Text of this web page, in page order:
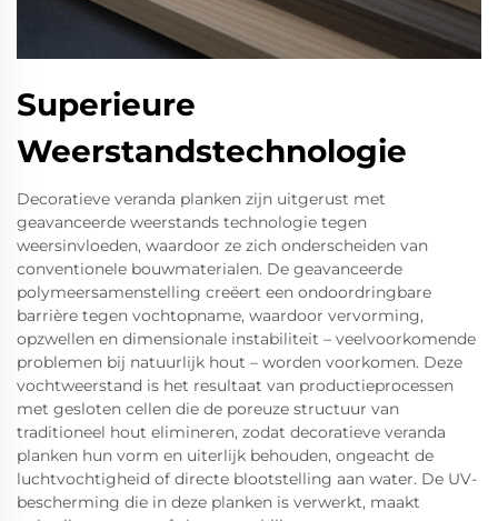
Superieure
Weerstandstechnologie
Decoratieve veranda planken zijn uitgerust met
geavanceerde weerstands technologie tegen
weersinvloeden, waardoor ze zich onderscheiden van
conventionele bouwmaterialen. De geavanceerde
polymeersamenstelling creëert een ondoordringbare
barrière tegen vochtopname, waardoor vervorming,
opzwellen en dimensionale instabiliteit – veelvoorkomende
problemen bij natuurlijk hout – worden voorkomen. Deze
vochtweerstand is het resultaat van productieprocessen
met gesloten cellen die de poreuze structuur van
traditioneel hout elimineren, zodat decoratieve veranda
planken hun vorm en uiterlijk behouden, ongeacht de
luchtvochtigheid of directe blootstelling aan water. De UV-
bescherming die in deze planken is verwerkt, maakt